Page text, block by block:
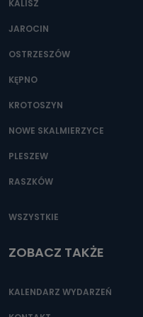
Można to zrobić pod
KALISZ
JAROCIN
OSTRZESZÓW
KĘPNO
KROTOSZYN
NOWE SKALMIERZYCE
PLESZEW
RASZKÓW
WSZYSTKIE
ZOBACZ TAKŻE
KALENDARZ WYDARZEŃ